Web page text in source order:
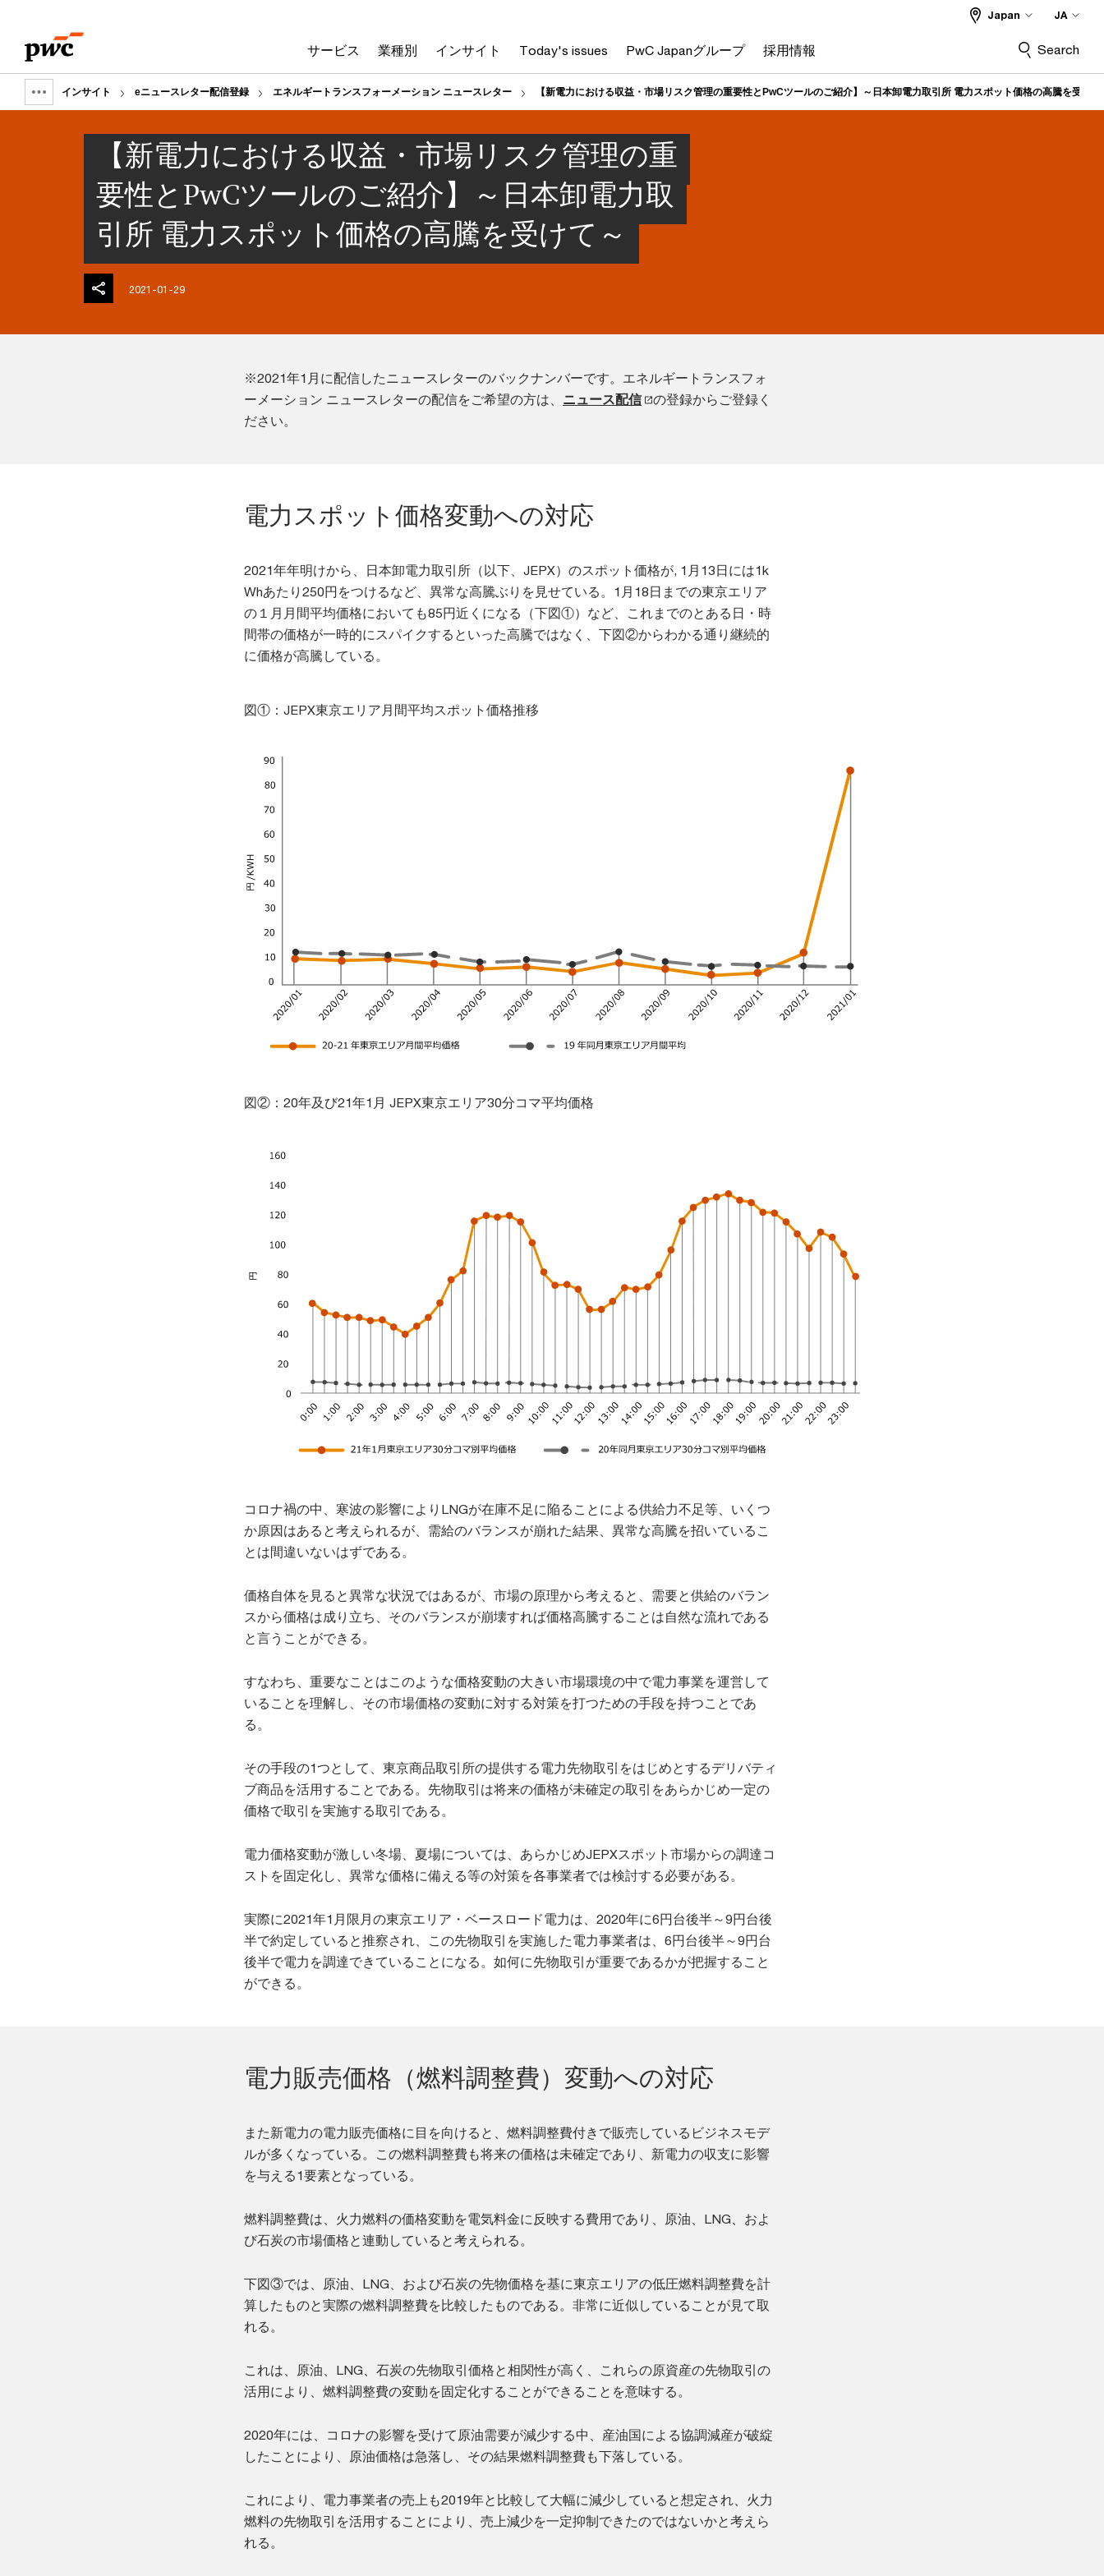
content
footer
サービス 業種別 インサイト Today's issues PwC Japanグループ 採用情報
Japan JA
Search
Show
breadcrumb
インサイト eニュースレター配信登録 エネルギートランスフォーメーション ニュースレター 【新電力における収益・市場リスク管理の重要性とPwCツールのご紹介】～日本卸電力取引所 電力スポット価格の高騰を受けて
【新電力における収益・市場リスク管理の重
要性とPwCツールのご紹介】～日本卸電力取
引所 電力スポット価格の高騰を受けて～
2021-01-29
※2021年1月に配信したニュースレターのバックナンバーです。エネルギートランスフォ
ーメーション ニュースレターの配信をご希望の方は、 ニュース配信
の登録からご登録く
ださい。
電力スポット価格変動への対応
2021年年明けから、日本卸電力取引所（以下、JEPX）のスポット価格が, 1月13日には1k
Whあたり250円をつけるなど、異常な高騰ぶりを見せている。1月18日までの東京エリア
の１月月間平均価格においても85円近くになる（下図①）など、これまでのとある日・時
間帯の価格が一時的にスパイクするといった高騰ではなく、下図②からわかる通り継続的
に価格が高騰している。
図①：JEPX東京エリア月間平均スポット価格推移
図②：20年及び21年1月 JEPX東京エリア30分コマ平均価格
コロナ禍の中、寒波の影響によりLNGが在庫不足に陥ることによる供給力不足等、いくつ
か原因はあると考えられるが、需給のバランスが崩れた結果、異常な高騰を招いているこ
とは間違いないはずである。
価格自体を見ると異常な状況ではあるが、市場の原理から考えると、需要と供給のバラン
スから価格は成り立ち、そのバランスが崩壊すれば価格高騰することは自然な流れである
と言うことができる。
すなわち、重要なことはこのような価格変動の大きい市場環境の中で電力事業を運営して
いることを理解し、その市場価格の変動に対する対策を打つための手段を持つことであ
る。
その手段の1つとして、東京商品取引所の提供する電力先物取引をはじめとするデリバティ
ブ商品を活用することである。先物取引は将来の価格が未確定の取引をあらかじめ一定の
価格で取引を実施する取引である。
電力価格変動が激しい冬場、夏場については、あらかじめJEPXスポット市場からの調達コ
ストを固定化し、異常な価格に備える等の対策を各事業者では検討する必要がある。
実際に2021年1月限月の東京エリア・ベースロード電力は、2020年に6円台後半～9円台後
半で約定していると推察され、この先物取引を実施した電力事業者は、6円台後半～9円台
後半で電力を調達できていることになる。如何に先物取引が重要であるかが把握すること
ができる。
電力販売価格（燃料調整費）変動への対応
また新電力の電力販売価格に目を向けると、燃料調整費付きで販売しているビジネスモデ
ルが多くなっている。この燃料調整費も将来の価格は未確定であり、新電力の収支に影響
を与える1要素となっている。
燃料調整費は、火力燃料の価格変動を電気料金に反映する費用であり、原油、LNG、およ
び石炭の市場価格と連動していると考えられる。
下図③では、原油、LNG、および石炭の先物価格を基に東京エリアの低圧燃料調整費を計
算したものと実際の燃料調整費を比較したものである。非常に近似していることが見て取
れる。
これは、原油、LNG、石炭の先物取引価格と相関性が高く、これらの原資産の先物取引の
活用により、燃料調整費の変動を固定化することができることを意味する。
2020年には、コロナの影響を受けて原油需要が減少する中、産油国による協調減産が破綻
したことにより、原油価格は急落し、その結果燃料調整費も下落している。
これにより、電力事業者の売上も2019年と比較して大幅に減少していると想定され、火力
燃料の先物取引を活用することにより、売上減少を一定抑制できたのではないかと考えら
れる。